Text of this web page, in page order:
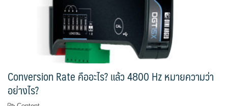
Conversion Rate คืออะไร? แล้ว 4800 Hz หมายความว่า
อย่างไร?